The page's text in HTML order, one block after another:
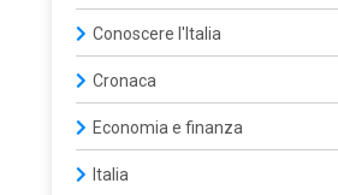
Conoscere l'Italia
Cronaca
Economia e finanza
Italia